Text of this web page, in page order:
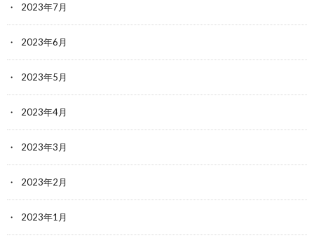
2023年7月
2023年6月
2023年5月
2023年4月
2023年3月
2023年2月
2023年1月